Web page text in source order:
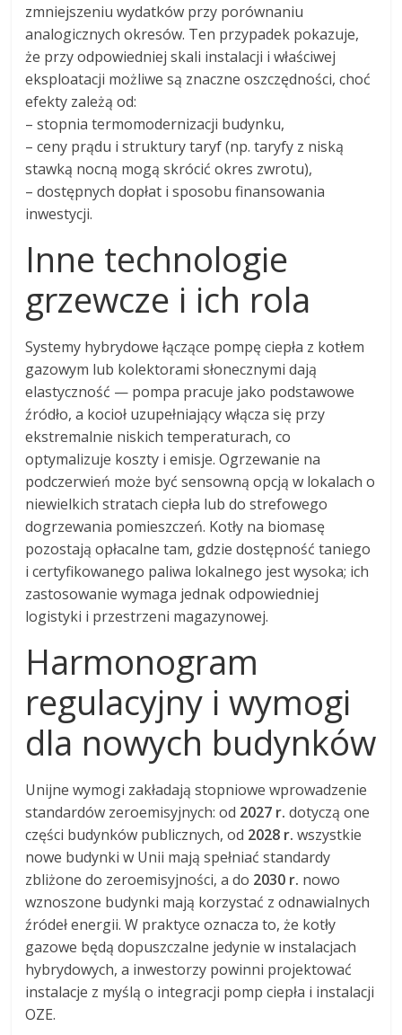
zmniejszeniu wydatków przy porównaniu
analogicznych okresów. Ten przypadek pokazuje,
że przy odpowiedniej skali instalacji i właściwej
eksploatacji możliwe są znaczne oszczędności, choć
efekty zależą od:
– stopnia termomodernizacji budynku,
– ceny prądu i struktury taryf (np. taryfy z niską
stawką nocną mogą skrócić okres zwrotu),
– dostępnych dopłat i sposobu finansowania
inwestycji.
Inne technologie
grzewcze i ich rola
Systemy hybrydowe łączące pompę ciepła z kotłem
gazowym lub kolektorami słonecznymi dają
elastyczność — pompa pracuje jako podstawowe
źródło, a kocioł uzupełniający włącza się przy
ekstremalnie niskich temperaturach, co
optymalizuje koszty i emisje. Ogrzewanie na
podczerwień może być sensowną opcją w lokalach o
niewielkich stratach ciepła lub do strefowego
dogrzewania pomieszczeń. Kotły na biomasę
pozostają opłacalne tam, gdzie dostępność taniego
i certyfikowanego paliwa lokalnego jest wysoka; ich
zastosowanie wymaga jednak odpowiedniej
logistyki i przestrzeni magazynowej.
Harmonogram
regulacyjny i wymogi
dla nowych budynków
Unijne wymogi zakładają stopniowe wprowadzenie
standardów zeroemisyjnych: od 2027 r. dotyczą one
części budynków publicznych, od 2028 r. wszystkie
nowe budynki w Unii mają spełniać standardy
zbliżone do zeroemisyjności, a do 2030 r. nowo
wznoszone budynki mają korzystać z odnawialnych
źródeł energii. W praktyce oznacza to, że kotły
gazowe będą dopuszczalne jedynie w instalacjach
hybrydowych, a inwestorzy powinni projektować
instalacje z myślą o integracji pomp ciepła i instalacji
OZE.